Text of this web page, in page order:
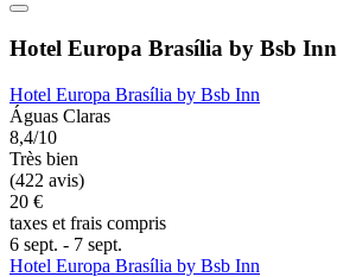
Hotel Europa Brasília by Bsb Inn
Hotel Europa Brasília by Bsb Inn
Águas Claras
8,4/10
Très bien
(422 avis)
20 €
taxes et frais compris
6 sept. - 7 sept.
Hotel Europa Brasília by Bsb Inn